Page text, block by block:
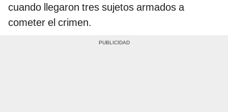
cuando llegaron tres sujetos armados a
cometer el crimen.